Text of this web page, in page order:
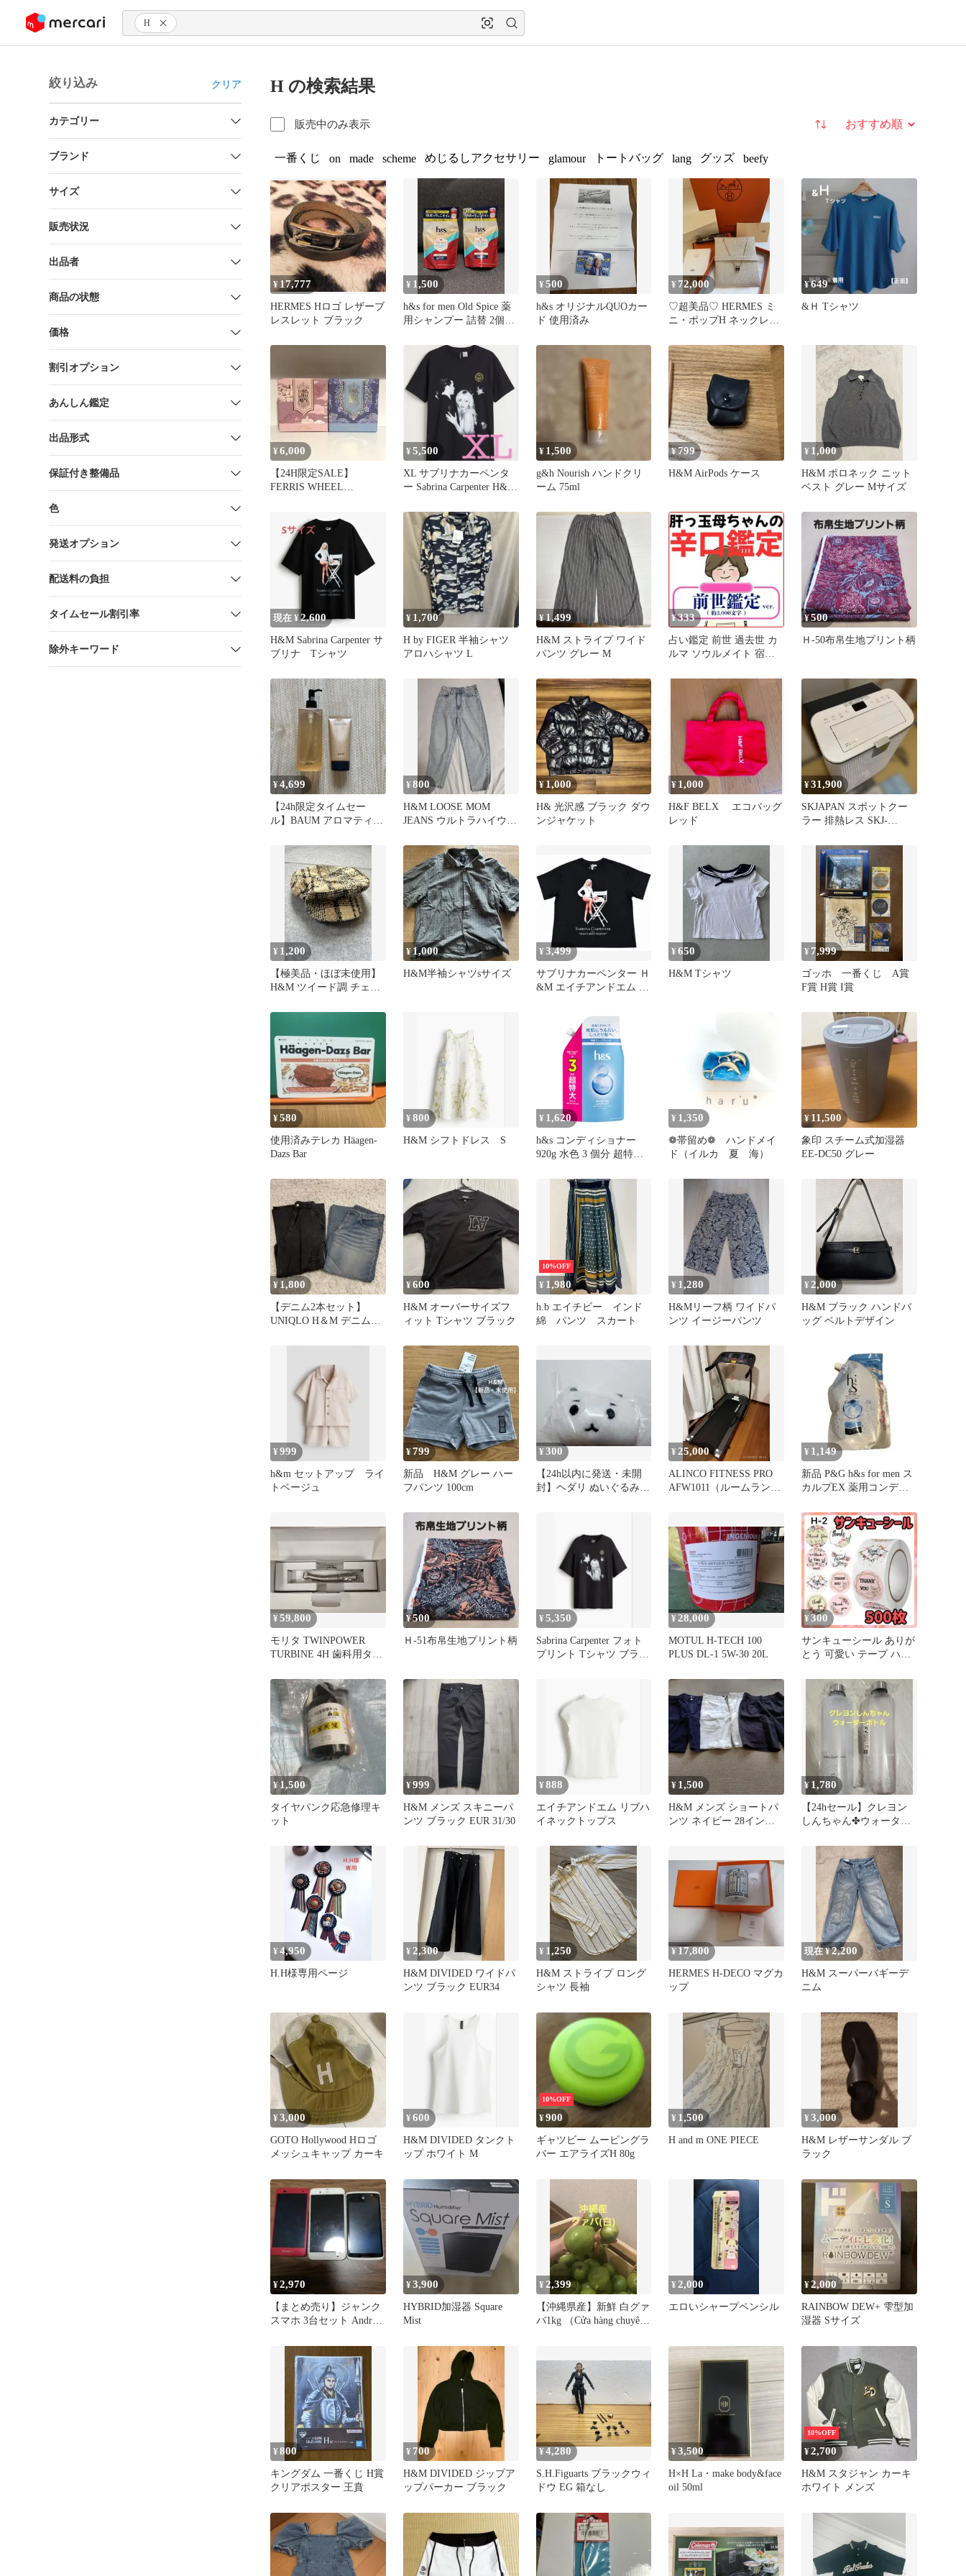
ツにスキップ H
絞り込み クリア
カテゴリー
ブランド
サイズ
販売状況
出品者
商品の状態
価格
割引オプション
あんしん鑑定
出品形式
保証付き整備品
色
発送オプション
配送料の負担
タイムセール割引率
除外キーワード
H の検索結果
販売中のみ表示 並び替え
一番くじ on made scheme めじるしアクセサリー glamour トートバッグ lang グッズ beefy
¥ 17,777
HERMES Hロゴ レザーブ
レスレット ブラック
¥ 1,500
h&s for men Old Spice 薬
用シャンプー 詰替 2個セ
¥500
h&s オリジナルQUOカー
ド 使用済み
¥ 72,000
♡超美品♡ HERMES ミ
ニ・ポップH ネックレス
ド
¥649
&Ｈ Tシャツ
¥6,000
【24H限定SALE】
FERRIS WHEEL
¥5,500
XL サブリナカーペンタ
ー Sabrina Carpenter H&M
¥ 1,500
g&h Nourish ハンドクリ
ーム 75ml
¥799
H&M AirPods ケース
¥ 1,000
H&M ポロネック ニット
ベスト グレー Mサイズ
現在 ¥2,600
H&M Sabrina Carpenter サ
ブリナ Tシャツ
¥ 1,700
H by FIGER 半袖シャツ
アロハシャツ L
¥ 1,499
H&M ストライプ ワイド
パンツ グレー M
¥333
占い鑑定 前世 過去世 カ
ルマ ソウルメイト 宿命
¥500
Ｈ-50布帛生地プリント柄
¥4,699
【24h限定タイムセー
ル】BAUM アロマティッ
リーム
¥800
H&M LOOSE MOM
JEANS ウルトラハイウエ
¥1,000
H& 光沢感 ブラック ダウ
ンジャケット
¥ 1,000
H&F BELX エコバッグ
レッド
¥31,900
SKJAPAN スポットクー
ラー 排熱レス SKJ-
¥ 1,200
【極美品・ほぼ未使用】
H&M ツイード調 チェッ
¥1,000
H&M半袖シャツsサイズ
¥3,499
サブリナカーペンター Ｈ
&M エイチアンドエム T
¥650
H&M Tシャツ
¥ 7,999
ゴッホ 一番くじ A賞
F賞 H賞 I賞
¥580
使用済みテレカ Häagen-
Dazs Bar
¥800
H&M シフトドレス S
¥ 1,620
h&s コンディショナー
920g 水色 3 個分 超特大
チャー 愛知南倉庫
¥ 1,350
❁帯留め❁ ハンドメイ
ド（イルカ 夏 海）
¥ 11,500
象印 スチーム式加湿器
EE-DC50 グレー
¥ 1,800
【デニム2本セット】
UNIQLO H＆M デニムパ
¥600
H&M オーバーサイズフ
ィット Tシャツ ブラック
10%OFF
¥ 1,980
h.b エイチビー インド
綿 パンツ スカート
¥ 1,280
H&Mリーフ柄 ワイドパ
ンツ イージーパンツ
¥ 2,000
H&M ブラック ハンドバ
ッグ ベルトデザイン
¥999
h&m セットアップ ライ
トベージュ
¥799
新品 H&M グレー ハー
フパンツ 100cm
¥300
【24h以内に発送・未開
封】ヘダリ ぬいぐるみキ
¥ 25,000
ALINCO FITNESS PRO
AFW1011（ルームランナ
¥ 1,149
新品 P&G h&s for men ス
カルプEX 薬用コンディ
¥59,800
モリタ TWINPOWER
TURBINE 4H 歯科用ター
¥500
Ｈ-51布帛生地プリント柄
¥5,350
Sabrina Carpenter フォト
プリント Tシャツ ブラッ
¥ 28,000
MOTUL H-TECH 100
PLUS DL-1 5W-30 20L
¥300
サンキューシール ありが
とう 可愛い テープ ハン
¥1,500
タイヤパンク応急修理キ
ット
¥999
H&M メンズ スキニーパ
ンツ ブラック EUR 31/30
¥888
エイチアンドエム リブハ
イネックトップス
¥ 1,500
H&M メンズ ショートパ
ンツ ネイビー 28インチ
¥ 1,780
【24hセール】クレヨン
しんちゃん✤ウォーター
¥4,950
H.H様専用ページ
¥2,300
H&M DIVIDED ワイドパ
ンツ ブラック EUR34
¥ 1,250
H&M ストライプ ロング
シャツ 長袖
¥ 17,800
HERMES H-DECO マグカ
ップ
現在 ¥2,200
H&M スーパーバギーデ
ニム
¥3,000
GOTO Hollywood Hロゴ
メッシュキャップ カーキ
¥600
H&M DIVIDED タンクト
ップ ホワイト M
10%OFF
¥900
ギャツビー ムービングラ
バー エアライズH 80g
¥ 1,500
H and m ONE PIECE
¥3,000
H&M レザーサンダル ブ
ラック
¥2,970
【まとめ売り】ジャンク
スマホ 3台セット Android
¥3,900
HYBRID加湿器 Square
Mist
¥2,399
【沖縄県産】新鮮 白グァ
バ1kg （Cửa hàng chuyên
¥2,000
エロいシャープペンシル
¥2,000
RAINBOW DEW+ 雫型加
湿器 Sサイズ
¥800
キングダム 一番くじ H賞
クリアポスター 王賁
¥ 700
H&M DIVIDED ジップア
ップパーカー ブラック
¥4,280
S.H.Figuarts ブラックウィ
ドウ EG 箱なし
¥3,500
H×H La・make body&face
oil 50ml
10%OFF
¥2,700
H&M スタジャン カーキ
ホワイト メンズ